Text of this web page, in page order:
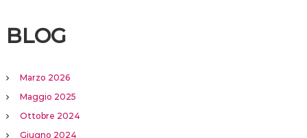
BLOG
Marzo 2026
Maggio 2025
Ottobre 2024
Giugno 2024